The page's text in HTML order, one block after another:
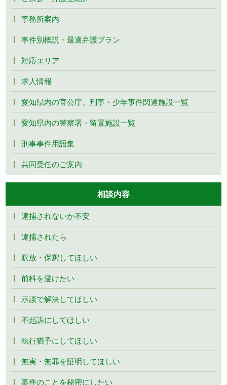
事務所案内
事件別概説・最適弁護プラン
対応エリア
求人情報
愛知県内の官公庁、刑事・少年事件関連施設一覧
愛知県内の警察署・留置施設一覧
刑事事件用語集
共同受任のご案内
相談内容
逮捕されないか不安
逮捕されたら
釈放・保釈してほしい
前科を避けたい
示談で解決してほしい
不起訴にしてほしい
執行猶予にしてほしい
無実・無罪を証明してほしい
事件のことを秘密にしたい